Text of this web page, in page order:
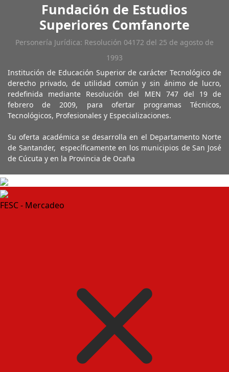
Fundación de Estudios
Superiores Comfanorte
Personería Jurídica: Resolución 04172 del 25 de agosto de
1993
Institución de Educación Superior de carácter Tecnológico de
derecho privado, de utilidad común y sin ánimo de lucro,
redefinida mediante Resolución del MEN 747 del 19 de
febrero de 2009, para ofertar programas Técnicos,
Tecnológicos, Profesionales y Especializaciones.
Su oferta académica se desarrolla en el Departamento Norte
de Santander, específicamente en los municipios de San José
de Cúcuta y en la Provincia de Ocaña
FESC - Mercadeo